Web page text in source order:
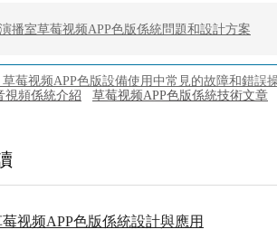
演播室草莓视频APP色版係統問題和設計方案
草莓视频APP色版設備使用中常見的故障和錯誤
視頻係統介紹 草莓视频APP色版係統技術文章
视频APP色版係統設計與應用